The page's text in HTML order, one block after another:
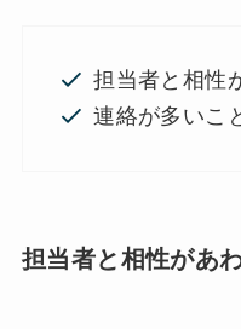
担当者と相性
連絡が多いこ
担当者と相性があ